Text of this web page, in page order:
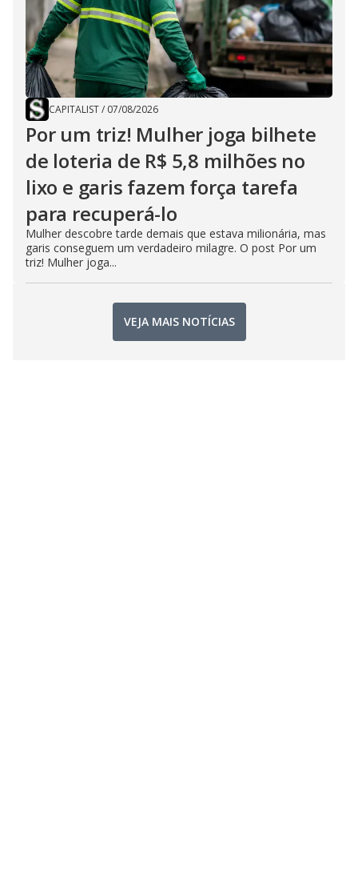
CAPITALIST/ 07/08/2026
Por um triz! Mulher joga bilhete
de loteria de R$ 5,8 milhões no
lixo e garis fazem força tarefa
para recuperá-lo
Mulher descobre tarde demais que estava milionária, mas
garis conseguem um verdadeiro milagre. O post Por um
triz! Mulher joga...
VEJA MAIS NOTÍCIAS